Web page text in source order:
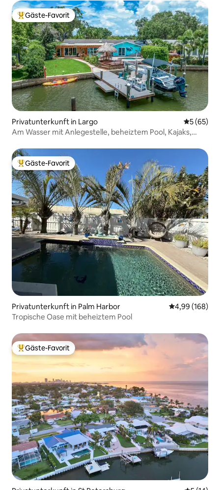
Beliebter Gäste-Favorit.
Gäste-Favorit
Privatunterkunft in Largo
5 (65)
Am Wasser mit Anlegestelle, beheiztem Pool, Kajaks,
Beliebter Gäste-Favorit.
Gäste-Favorit
Privatunterkunft in Palm Harbor
4,99 (168)
Tropische Oase mit beheiztem Pool
Beliebter Gäste-Favorit.
Gäste-Favorit